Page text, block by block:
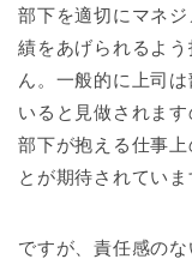
部下を適切にマネ
績をあげられるよ
ん。一般的に上司
いると見做されま
部下が抱える仕事
とが期待されていま
ですが、責任感の